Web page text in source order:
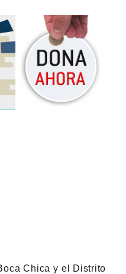
Chica y el Distrito